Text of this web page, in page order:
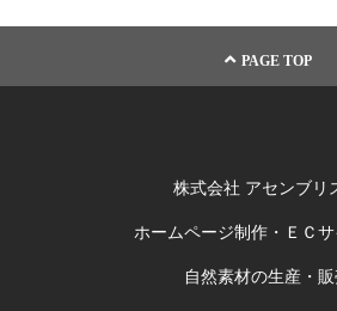
PAGE TOP
株式会社 アセンブリ
ホームページ制作・ＥＣ
自然素材の生産・販